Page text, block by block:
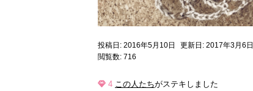
投稿日: 2016年5月10日
更新日: 2017年3月6日
閲覧数: 716
4 この人たちがステキしました